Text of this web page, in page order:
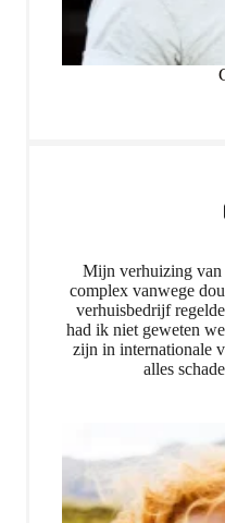
Mijn verhuizing van
complex vanwege
verhuisbedrijf
had ik niet geweten
zijn in internationale
alles